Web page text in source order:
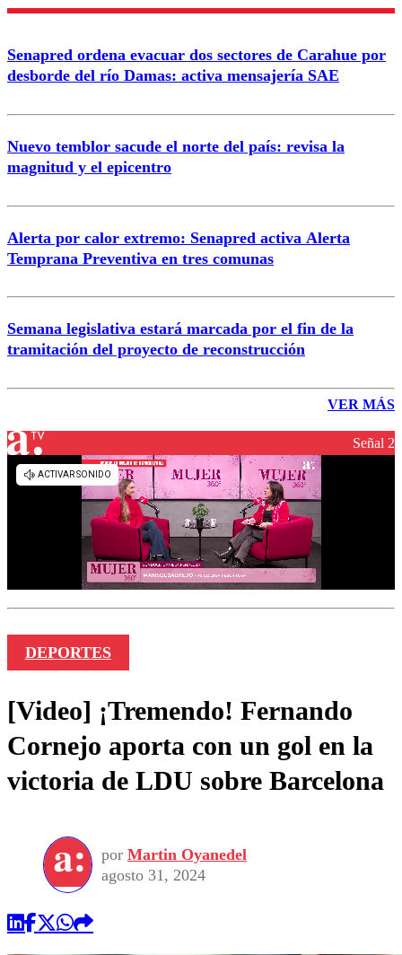
Enviar comentario
Senapred ordena evacuar dos sectores de Carahue por
desborde del río Damas: activa mensajería SAE
Nuevo temblor sacude el norte del país: revisa la
magnitud y el epicentro
Alerta por calor extremo: Senapred activa Alerta
Temprana Preventiva en tres comunas
Semana legislativa estará marcada por el fin de la
tramitación del proyecto de reconstrucción
VER MÁS
Señal 2
DEPORTES
[Video] ¡Tremendo! Fernando
Cornejo aporta con un gol en la
victoria de LDU sobre Barcelona
por Martin Oyanedel
agosto 31, 2024